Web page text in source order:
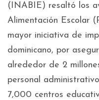
(INABIE) resaltó los
Alimentación Escolar
mayor iniciativa de
dominicano, por
alrededor de 2
personal
7,000 centros